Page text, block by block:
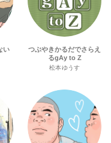
い
つぶやきかるだでさらえ
るgAy to Z
松本ゆうす